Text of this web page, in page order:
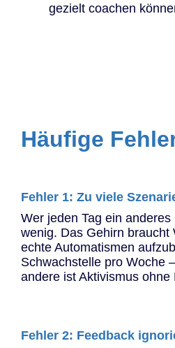
gezielt coachen
Häufige
Fehler 1: Zu viele
Wer jeden Tag ein
wenig. Das Gehirn braucht
echte Automatismen
Schwachstelle pro Woche
andere ist Aktivismus ohne
Fehler 2: Feedback